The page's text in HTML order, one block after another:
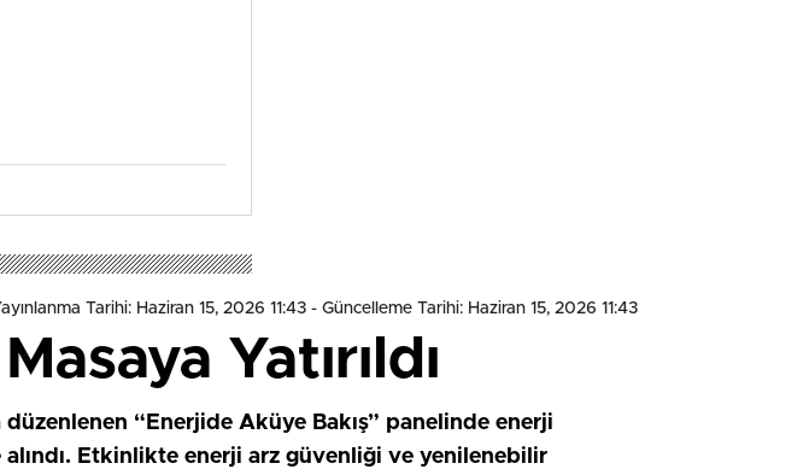
Tarihi: Haziran 15, 2026 11:43 - Güncelleme Tarihi: Haziran 15, 2026 11:43
Yatırıldı
düzenlenen “Enerjide Aküye Bakış” panelinde enerji
Etkinlikte enerji arz güvenliği ve yenilenebilir